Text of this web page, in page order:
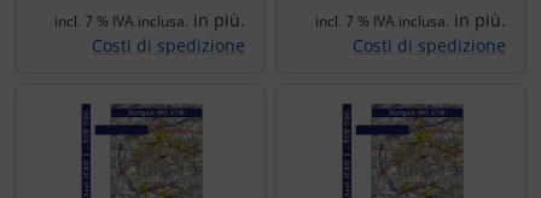
incl. 7 % IVA inclusa. in più.
Costi di spedizione
incl. 7 % IVA inclusa. in più.
Costi di spedizione